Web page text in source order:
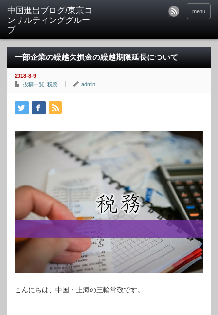
中国進出ブログ/東京コ
ンサルティンググルー
プ
menu
一部企業の繰越欠損金の繰越期限延長について
2018-8-9
投稿一覧 税務 admin
こんにちは、中国・上海の三輪常敬です。